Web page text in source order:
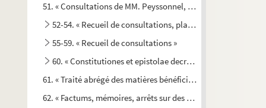
51. « Consultations de MM. Peyssonnel, Decormis, Siméon,
52-54. « Recueil de consultations, placets, mémoires et
55-59. « Recueil de consultations »
60. « Constitutiones et epistolae decretales summorum
61. « Traité abrégé des matières bénéficiales, par M. Fauris de
62. « Factums, mémoires, arrêts sur des matières